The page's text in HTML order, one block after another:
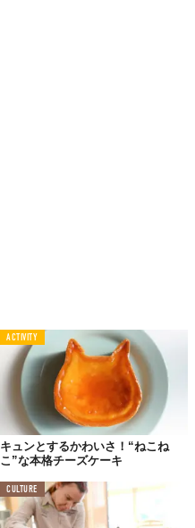
ACTIVITY
キュンとするかわいさ！“ねこね
こ”な本格チーズケーキ
CULTURE